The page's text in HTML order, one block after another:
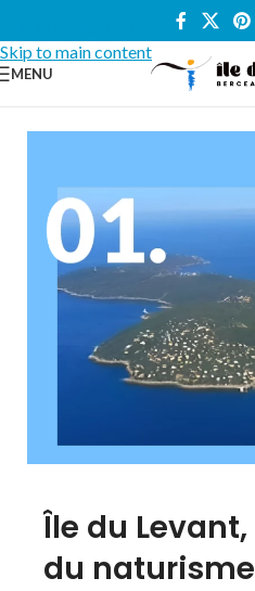
Skip to main content
MENU
Île du Levant,
du naturisme